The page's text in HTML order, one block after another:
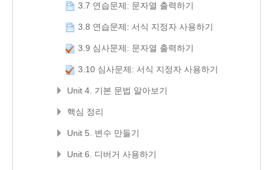
3.7 연습문제: 문자열 출력하기
3.8 연습문제: 서식 지정자 사용하기
3.9 심사문제: 문자열 출력하기
3.10 심사문제: 서식 지정자 사용하기
Unit 4. 기본 문법 알아보기
핵심 정리
Unit 5. 변수 만들기
Unit 6. 디버거 사용하기